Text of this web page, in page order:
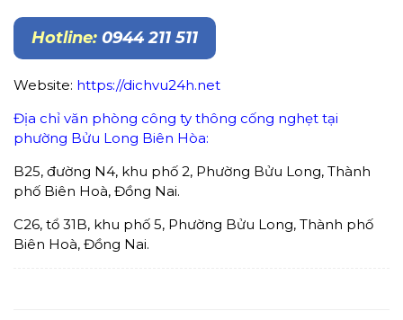
Hotline: 0944 211 511
Website: https://dichvu24h.net
Địa chỉ văn phòng công ty thông cống nghẹt tại
phường Bửu Long Biên Hòa:
B25, đường N4, khu phố 2, Phường Bửu Long, Thành
phố Biên Hoà, Đồng Nai.
C26, tổ 31B, khu phố 5, Phường Bửu Long, Thành phố
Biên Hoà, Đồng Nai.